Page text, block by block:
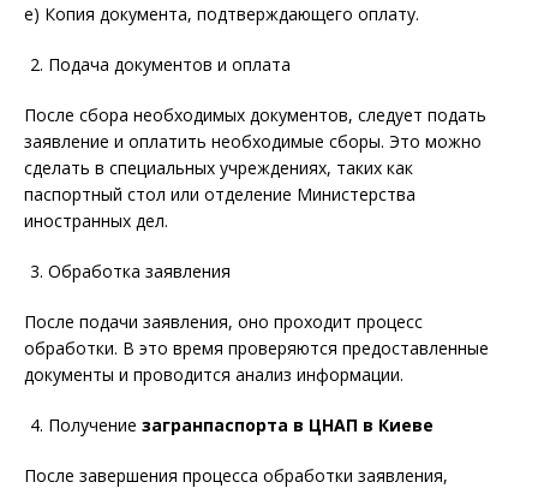
e) Копия документа, подтверждающего оплату.
Подача документов и оплата
После сбора необходимых документов, следует подать
заявление и оплатить необходимые сборы. Это можно
сделать в специальных учреждениях, таких как
паспортный стол или отделение Министерства
иностранных дел.
Обработка заявления
После подачи заявления, оно проходит процесс
обработки. В это время проверяются предоставленные
документы и проводится анализ информации.
Получение загранпаспорта в ЦНАП в Киеве
После завершения процесса обработки заявления,